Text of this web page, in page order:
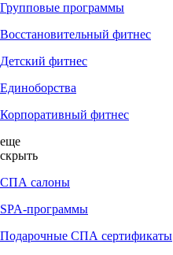
Групповые программы
Восстановительный фитнес
Детский фитнес
Единоборства
Корпоративный фитнес
еще
скрыть
СПА салоны
SPA-программы
Подарочные СПА сертификаты